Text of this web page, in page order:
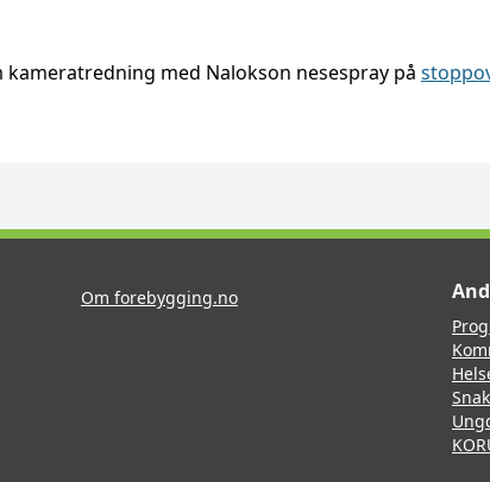
kameratredning med Nalokson nesespray på
Om forebygging.no